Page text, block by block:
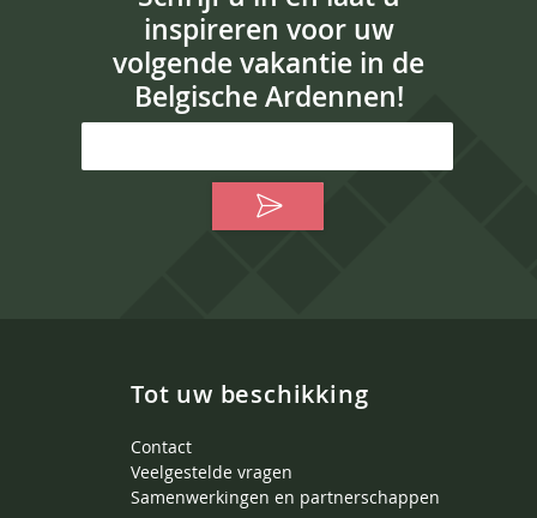
inspireren voor uw
volgende vakantie in de
Belgische Ardennen!
Tot uw beschikking
Contact
Veelgestelde vragen
Samenwerkingen en partnerschappen